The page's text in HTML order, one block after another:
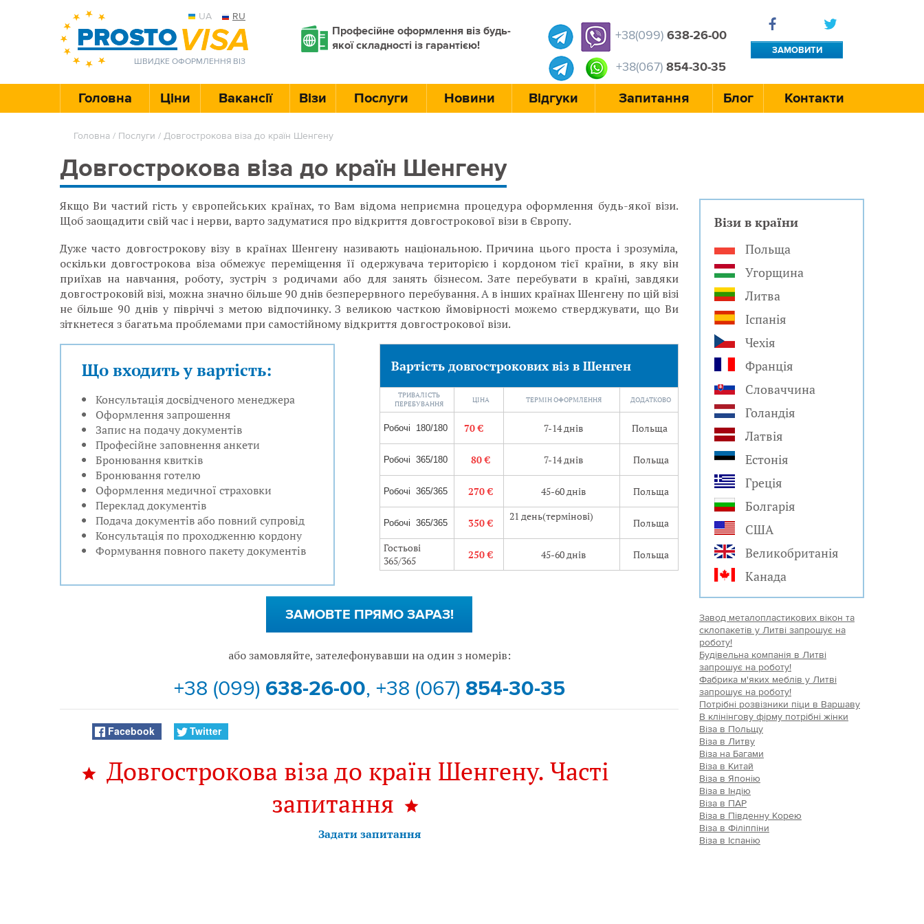
UA RU
ШВИДКЕ ОФОРМЛЕННЯ ВІЗ
Професійне оформлення віз будь-
якої складності із гарантією!
+38(099) 638-26-00
+38(067) 854-30-35
ЗАМОВИТИ
Головна Ціни Вакансії Візи Послуги Новини Відгуки Запитання Блог Контакти
Головна / Послуги / Довгострокова віза до країн Шенгену
Довгострокова віза до країн Шенгену
Якщо Ви частий гість у європейських країнах, то Вам відома неприємна процедура оформлення будь-якої візи.
Щоб заощадити свій час і нерви, варто задуматися про відкриття довгострокової візи в Європу.
Дуже часто довгострокову візу в країнах Шенгену називають національною. Причина цього проста і зрозуміла,
оскільки довгострокова віза обмежує переміщення її одержувача територією і кордоном тієї країни, в яку він
приїхав на навчання, роботу, зустріч з родичами або для занять бізнесом. Зате перебувати в країні, завдяки
довгостроковій візі, можна значно більше 90 днів безперервного перебування. А в інших країнах Шенгену по цій візі
не більше 90 днів у півріччі з метою відпочинку. З великою часткою ймовірності можемо стверджувати, що Ви
зіткнетеся з багатьма проблемами при самостійному відкриття довгострокової візи.
Що входить у вартість:
Консультація досвідченого менеджера
Оформлення запрошення
Запис на подачу документів
Професійне заповнення анкети
Бронювання квитків
Бронювання готелю
Оформлення медичної страховки
Переклад документів
Подача документів або повний супровід
Консультація по проходженню кордону
Формування повного пакету документів
Вартість довгострокових віз в Шенген
ТРИВАЛІСТЬ
ПЕРЕБУВАННЯ
ЦІНА ТЕРМІН ОФОРМЛЕННЯ ДОДАТКОВО
Робочі 180/180 70 € 7-14 днів Польща
Робочі 365/180 80 € 7-14 днів Польща
Робочі 365/365 270 € 45-60 днів Польща
Робочі 365/365 350 €
21 день(термінові)
Польща
Гостьові
365/365
250 € 45-60 днів Польща
ЗАМОВТЕ ПРЯМО ЗАРАЗ!
або замовляйте, зателефонувавши на один з номерів:
+38 (099) 638-26-00, +38 (067) 854-30-35
Facebook Twitter
Довгострокова віза до країн Шенгену. Часті
запитання
Задати запитання
Візи в країни
Польща
Угорщина
Литва
Іспанія
Чехія
Франція
Словаччина
Голандія
Латвія
Естонія
Греція
Болгарія
США
Великобританія
Канада
Завод металопластикових вікон та
склопакетів у Литві запрошує на
роботу!
Будівельна компанія в Литві
запрошує на роботу!
Фабрика м'яких меблів у Литві
запрошує на роботу!
Потрібні розвізники піци в Варшаву
В клінінгову фірму потрібні жінки
Віза в Польщу
Віза в Литву
Віза на Багами
Віза в Китай
Віза в Японію
Віза в Індію
Віза в ПАР
Віза в Південну Корею
Віза в Філіппіни
Віза в Іспанію